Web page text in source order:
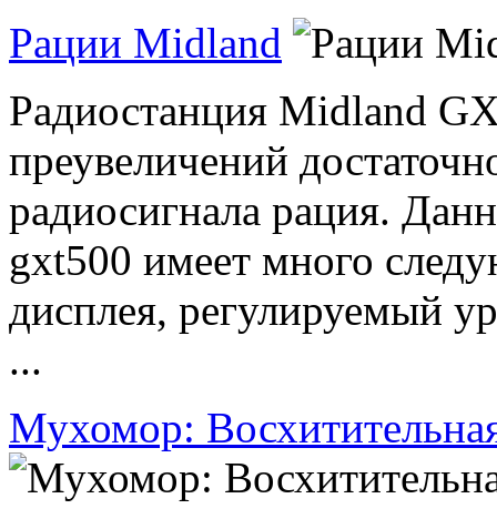
Рации Midland
Радиостанция Midland
преувеличений
радиосигнала рация.
gxt500 имеет много
дисплея, регулируемый
...
Мухомор: